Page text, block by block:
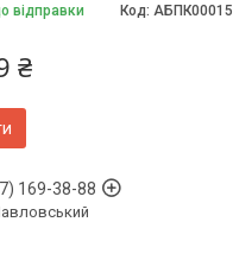
відправки Код: АБПК00015
₴
169-38-88